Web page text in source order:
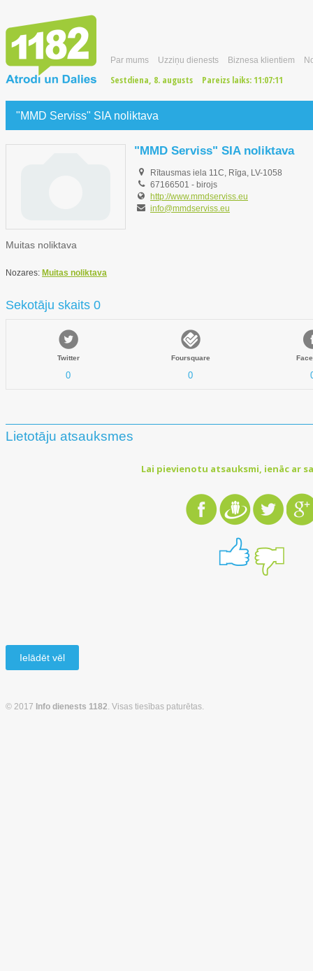
Par mums Uzziņu dienests Biznesa klientiem
Sestdiena, 8. augusts Pareizs laiks: 11:07:12
"MMD Serviss" SIA noliktava
"MMD Serviss" SIA noliktava
Rītausmas iela 11C, Rīga, LV-1058
67166501 - birojs
http://www.mmdserviss.eu
info@mmdserviss.eu
Muitas noliktava
Nozares: Muitas noliktava
Sekotāju skaits 0
Twitter
0
Foursquare
0
Lietotāju atsauksmes
Lai pievienotu atsauksmi, ienāc ar
Ielādēt vēl
© 2017 Info dienests 1182. Visas tiesības paturētas.